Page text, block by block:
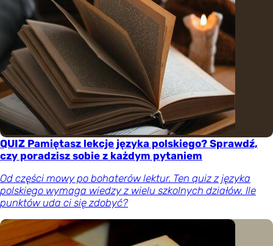
QUIZ Pamiętasz lekcje języka polskiego? Sprawdź,
czy poradzisz sobie z każdym pytaniem
Od części mowy po bohaterów lektur. Ten quiz z języka
polskiego wymaga wiedzy z wielu szkolnych działów. Ile
punktów uda ci się zdobyć?